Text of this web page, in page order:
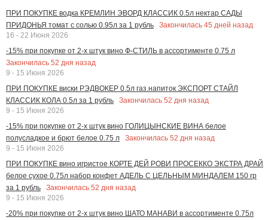
ПРИ ПОКУПКЕ водка КРЕМЛИН ЭВОРД КЛАССИК 0.5л нектар САДЫ
ПРИДОНЬЯ томат с солью 0.95л за 1 рубль
Закончилась 45 дней назад
16 - 22 Июня 2026
-15% при покупке от 2-х штук вино Ф-СТИЛЬ в ассортименте 0.75 л
Закончилась 52 дня назад
9 - 15 Июня 2026
ПРИ ПОКУПКЕ виски РЭДВОКЕР 0.5л газ.напиток ЭКСПОРТ СТАЙЛ
КЛАССИК КОЛА 0.5л за 1 рубль
Закончилась 52 дня назад
9 - 15 Июня 2026
-15% при покупке от 2-х штук вино ГОЛИЦЫНСКИЕ ВИНА белое
полусладкое и брют белое 0.75 л
Закончилась 52 дня назад
9 - 15 Июня 2026
ПРИ ПОКУПКЕ вино игристое КОРТЕ ДЕЙ РОВИ ПРОСЕККО ЭКСТРА ДРАЙ
белое сухое 0.75л набор конфет АДЕЛЬ С ЦЕЛЬНЫМ МИНДАЛЕМ 150 гр
за 1 рубль
Закончилась 52 дня назад
9 - 15 Июня 2026
-20% при покупке от 2-х штук вино ШАТО МАНАВИ в ассортименте 0.75л